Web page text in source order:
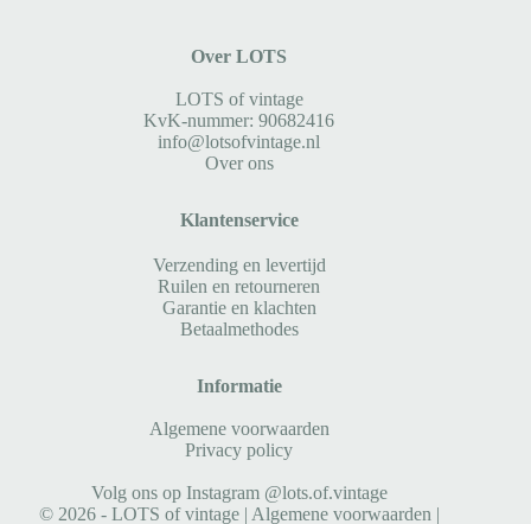
Over LOTS
LOTS of vintage
KvK-nummer: 90682416
info@lotsofvintage.nl
Over ons
Klantenservice
Verzending en levertijd
Ruilen en retourneren
Garantie en klachten
Betaalmethodes
Informatie
Algemene voorwaarden
Privacy policy
Volg ons op Instagram @lots.of.vintage
© 2026 - LOTS of vintage | Algemene voorwaarden |